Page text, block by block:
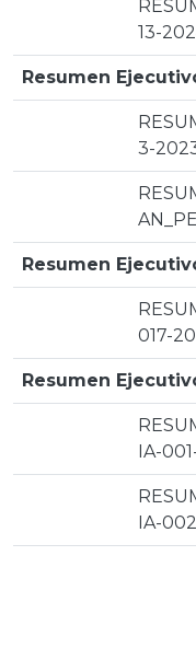
13-
Resumen
3-
Resumen
017-
Resumen
IA-
IA-